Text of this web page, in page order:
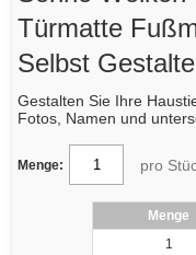
Türmatte
Selbst
Gestalten Sie Ihre
Fotos, Namen und
Menge: pro
Menge
1